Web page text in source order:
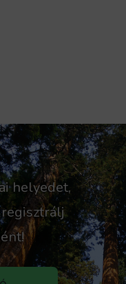
helyedet,